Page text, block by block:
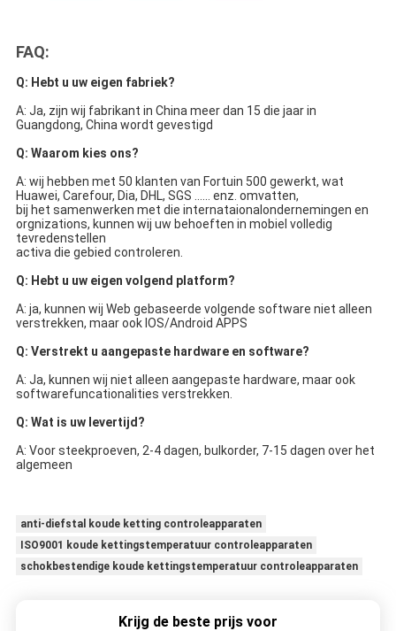
FAQ:
Q: Hebt u uw eigen fabriek?
A: Ja, zijn wij fabrikant in China meer dan 15 die jaar in
Guangdong, China wordt gevestigd
Q: Waarom kies ons?
A: wij hebben met 50 klanten van Fortuin 500 gewerkt, wat
Huawei, Carefour, Dia, DHL, SGS ...... enz. omvatten,
bij het samenwerken met die internataionalondernemingen en
orgnizations, kunnen wij uw behoeften in mobiel volledig
tevredenstellen
activa die gebied controleren.
Q: Hebt u uw eigen volgend platform?
A: ja, kunnen wij Web gebaseerde volgende software niet alleen
verstrekken, maar ook IOS/Android APPS
Q: Verstrekt u aangepaste hardware en software?
A: Ja, kunnen wij niet alleen aangepaste hardware, maar ook
softwarefuncationalities verstrekken.
Q: Wat is uw levertijd?
A: Voor steekproeven, 2-4 dagen, bulkorder, 7-15 dagen over het
algemeen
anti-diefstal koude ketting controleapparaten
ISO9001 koude kettingstemperatuur controleapparaten
schokbestendige koude kettingstemperatuur controleapparaten
Krijg de beste prijs voor